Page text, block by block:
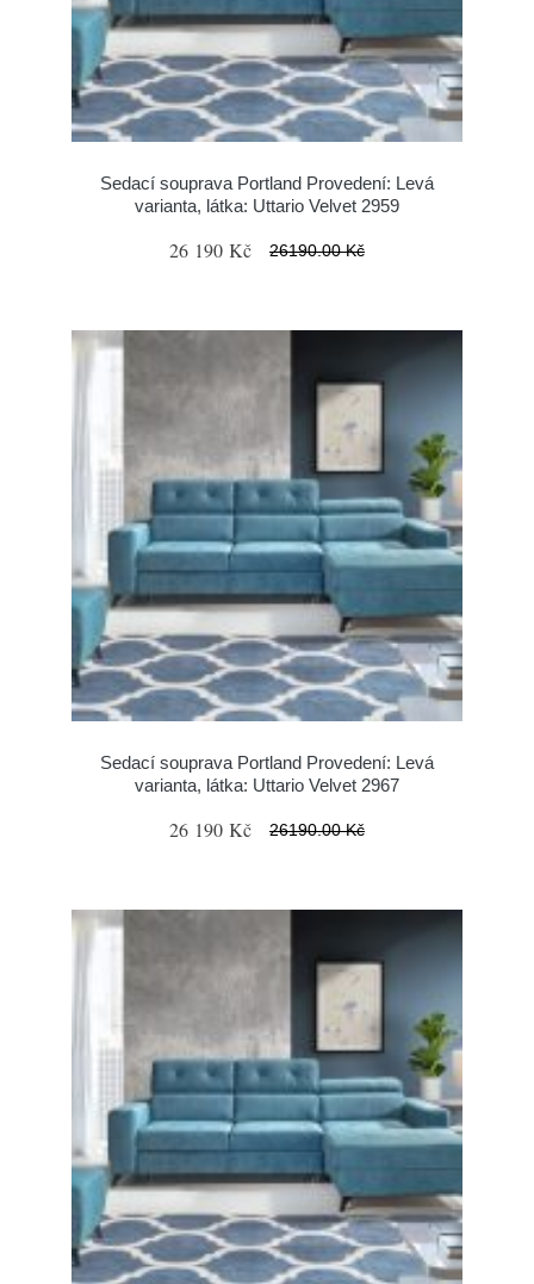
Sedací souprava Portland Provedení: Levá
varianta, látka: Uttario Velvet 2959
26 190 Kč 26190.00 Kč
Sedací souprava Portland Provedení: Levá
varianta, látka: Uttario Velvet 2967
26 190 Kč 26190.00 Kč